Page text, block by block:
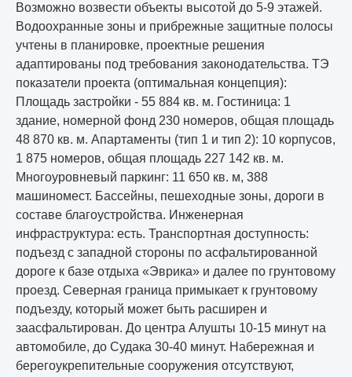
Возможно возвести объекты высотой до 5-9 этажей.
Водоохранные зоны и прибрежные защитные полосы
учтены в планировке, проектные решения
адаптированы под требования законодательства. ТЭ
показатели проекта (оптимальная концепция):
Площадь застройки - 55 884 кв. м. Гостиница: 1
здание, номерной фонд 230 номеров, общая площадь
48 870 кв. м. Апартаменты (тип 1 и тип 2): 10 корпусов,
1 875 номеров, общая площадь 227 142 кв. м.
Многоуровневый паркинг: 11 650 кв. м, 388
машиномест. Бассейны, пешеходные зоны, дороги в
составе благоустройства. Инженерная
инфраструктура: есть. Транспортная доступность:
подъезд с западной стороны по асфальтированной
дороге к базе отдыха «Эврика» и далее по грунтовому
проезд. Северная граница примыкает к грунтовому
подъезду, который может быть расширен и
заасфальтирован. До центра Алушты 10-15 минут на
автомобиле, до Судака 30-40 минут. Набережная и
берегоукрепительные сооружения отсутствуют,